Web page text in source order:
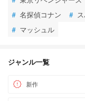
# 名探偵コナン #
# マッシュル
ジャンル一覧
新作